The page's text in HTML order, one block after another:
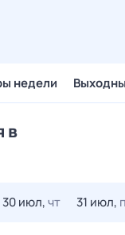
недели
в
30 июл,чт 31 июл,